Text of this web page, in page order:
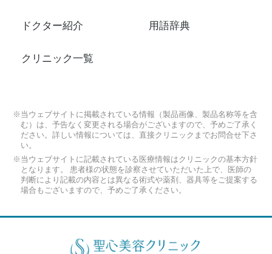
ドクター紹介
クリニック一覧
用語辞典
※当ウェブサイトに掲載されている情報（製品画像、製品名称等を含
む）は、予告なく変更される場合がございますので、予めご了承く
ださい。詳しい情報については、直接クリニックまでお問合せ下さ
い。
※当ウェブサイトに記載されている医療情報はクリニックの基本方針
となります。 患者様の状態を診察させていただいた上で、医師の
判断により記載の内容とは異なる術式や薬剤、器具等をご提案する
場合もございますので、予めご了承ください。